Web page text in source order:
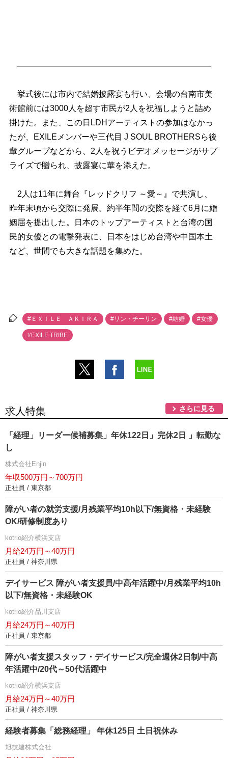
挙式後には市内で結婚披露宴も行い、会場の台南市美
術館前には3000人を超す市民が2人を祝福しようと詰め
掛けた。また、この日LDHアーティストの参加はなかっ
たが、EXILEメンバーや三代目 J SOUL BROTHERSら後
輩グループなどから、2人を祝うビデオメッセージがサプ
ライズで贈られ、披露宴に華を添えた。
2人は11年に舞台『レッドクリフ ～愛～』で共演し、
昨年末頃から交際に発展。約半年間の交際を経て6月に婚
姻届を提出した。日本のトップアーティストと台湾の国
民的女優との電撃発表に、日本をはじめ台湾や中国本土
など、世間でも大きな話題を集めた。
#ＥＸＩＬＥ ＡＫＩＲＡ #リン・チーリン #結婚 #女優
#EXILE TRIBE
求人特集 さらに見る
「経理」リーダー候補募集」年休122日」完休2日 」転勤な
し
株式会社Enjin
年収500万円～700万円
正社員 / 東京都
障がい者の就労支援/月残業平均10h以下/無資格・未経験
OK/研修制度あり
kotrio紹介横浜支店
月給24万円～40万円
正社員 / 神奈川県
デイサービス 障がい者支援員/中高年活躍中/月残業平均10h
以下/無資格・未経験OK
kotrio紹介品川支店
月給24万円～40万円
正社員 / 東京都
障がい者支援スタッフ・デイサービス/完全週休2日制/中高
年活躍中/20代～50代活躍中
kotrio紹介横浜支店
月給24万円～40万円
正社員 / 神奈川県
経験者募集「総務経理」 年休125日 土日祝休み
旭技建株式会社